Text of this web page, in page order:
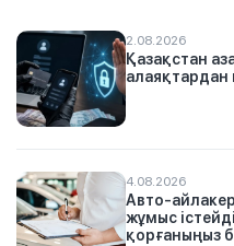
2.08.2026
Қазақстан
алаяқтардан
4.08.2026
Авто-
жұмыс
қорғаныңыз